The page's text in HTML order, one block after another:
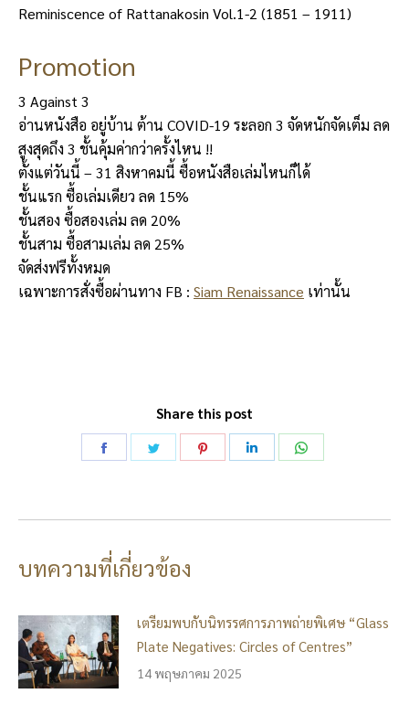
Reminiscence of Rattanakosin Vol.1-2 (1851 – 1911)
Promotion
3 Against 3
อ่านหนังสือ อยู่บ้าน ต้าน COVID-19 ระลอก 3 จัดหนักจัดเต็ม ลด
สูงสุดถึง 3 ชั้นคุ้มค่ากว่าครั้งไหน !!
ตั้งแต่วันนี้ – 31 สิงหาคมนี้ ซื้อหนังสือเล่มไหนก็ได้
ชั้นแรก ซื้อเล่มเดียว ลด 15%
ชั้นสอง ซื้อสองเล่ม ลด 20%
ชั้นสาม ซื้อสามเล่ม ลด 25%
จัดส่งฟรีทั้งหมด
เฉพาะการสั่งซื้อผ่านทาง FB : Siam Renaissance เท่านั้น
Share this post
บทความที่เกี่ยวข้อง
เตรียมพบกับนิทรรศการภาพถ่ายพิเศษ “Glass
Plate Negatives: Circles of Centres”
14 พฤษภาคม 2025